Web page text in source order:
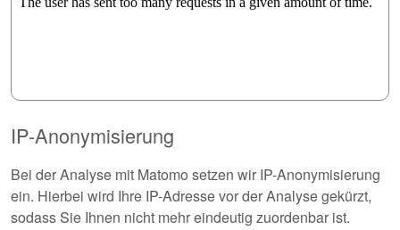
IP-Anonymisierung
Bei der Analyse mit Matomo setzen wir IP-Anonymisierung
ein. Hierbei wird Ihre IP-Adresse vor der Analyse gekürzt,
sodass Sie Ihnen nicht mehr eindeutig zuordenbar ist.